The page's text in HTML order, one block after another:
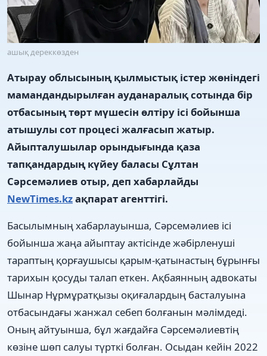
ашық дереккөзден
Атырау облысының қылмыстық істер жөніндегі
мамандандырылған ауданаралық сотында бір
отбасының төрт мүшесін өлтіру ісі бойынша
атышулы сот процесі жалғасып жатыр.
Айыпталушылар орындығында қаза
тапқандардың күйеу баласы Сұлтан
Сәрсемәлиев отыр, деп хабарлайды
NewTimes.kzақпарат агенттігі.
Басылымның хабарлауынша, Сәрсемәлиев ісі
бойынша жаңа айыптау актісінде жәбірленуші
тараптың қорғаушысы қарым-қатынастың бұрынғы
тарихын қосуды талап еткен. Ақбаянның адвокаты
Шынар Нұрмұратқызы оқиғалардың басталуына
отбасындағы жанжал себеп болғанын мәлімдеді.
Оның айтуынша, бұл жағдайға Сәрсемәлиевтің
көзіне шөп салуы түрткі болған. Осыдан кейін 2022